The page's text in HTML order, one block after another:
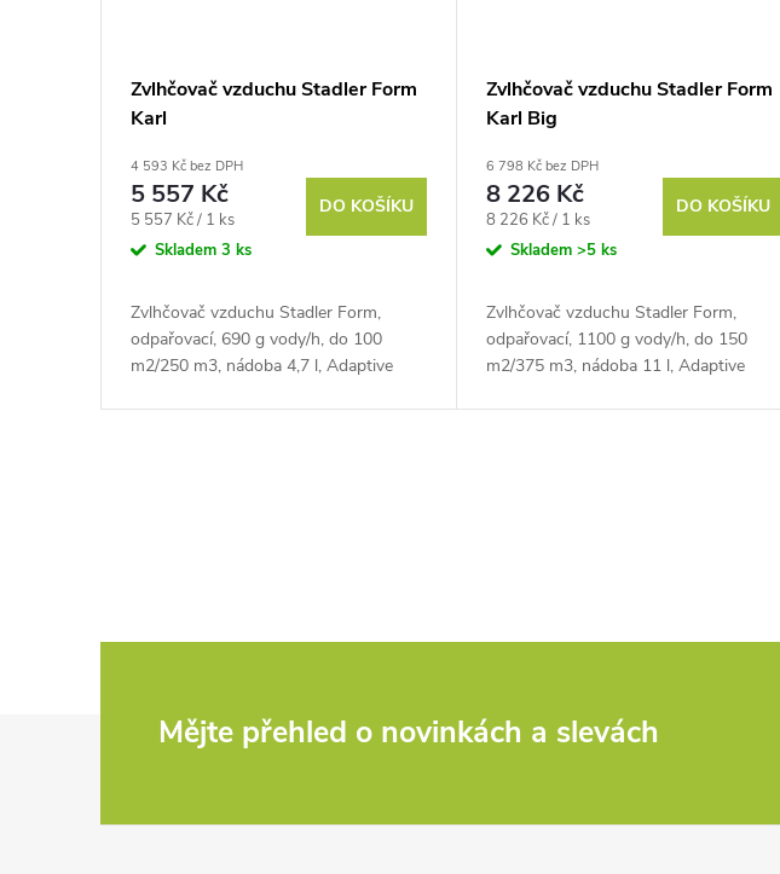
Zvlhčovač vzduchu Stadler Form
Karl
4 593 Kč bez DPH
5 557 Kč
Měrná
cena:
5 557 Kč / 1 ks
Skladem 3 ks
DO KOŠÍKU
Zvlhčovač vzduchu Stadler Form,
odpařovací, 690 g vody/h, do 100
m2/250 m3, nádoba 4,7 l, Adaptive
Zvlhčovač vzduchu Stadler Form
Karl Big
6 798 Kč bez DPH
8 226 Kč
Měrná
cena:
8 226 Kč / 1 ks
Skladem>5 ks
DO KOŠÍKU
Zvlhčovač vzduchu Stadler Form,
odpařovací, 1100 g vody/h, do 150
m2/375 m3, nádoba 11 l, Adaptive
á
í
Mějte přehled o novinkách a slevách